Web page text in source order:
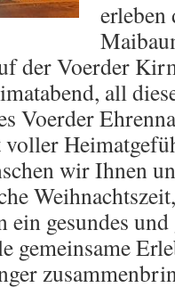
der Voerder
all
Voerder
wir Ihnen
ein gesundes
gemeinsame